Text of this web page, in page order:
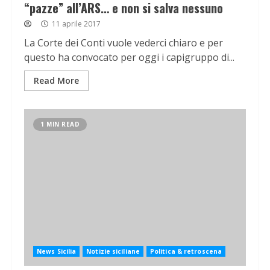
“pazze” all’ARS… e non si salva nessuno
11 aprile 2017
La Corte dei Conti vuole vederci chiaro e per
questo ha convocato per oggi i capigruppo di...
Read More
1 MIN READ
News Sicilia Notizie siciliane Politica & retroscena